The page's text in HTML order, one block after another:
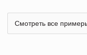
Смотреть все